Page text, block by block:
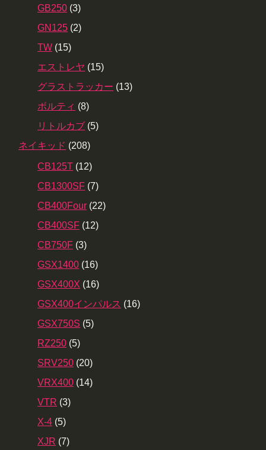
GB250 (3)
GN125 (2)
TW (15)
エストレヤ (15)
グラストラッカー (13)
ボルティ (8)
リトルカブ (5)
ネイキッド (208)
CB125T (12)
CB1300SF (7)
CB400Four (22)
CB400SF (12)
CB750F (3)
GSX1400 (16)
GSX400X (16)
GSX400インパルス (16)
GSX750S (5)
RZ250 (5)
SRV250 (20)
VRX400 (14)
VTR (3)
X-4 (5)
XJR (7)